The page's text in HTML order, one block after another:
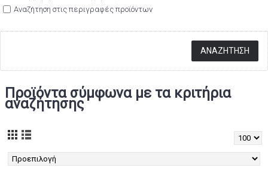
Αναζήτηση στις περιγραφές προϊόντων
Προϊόντα σύμφωνα με τα κριτήρια
αναζήτησης